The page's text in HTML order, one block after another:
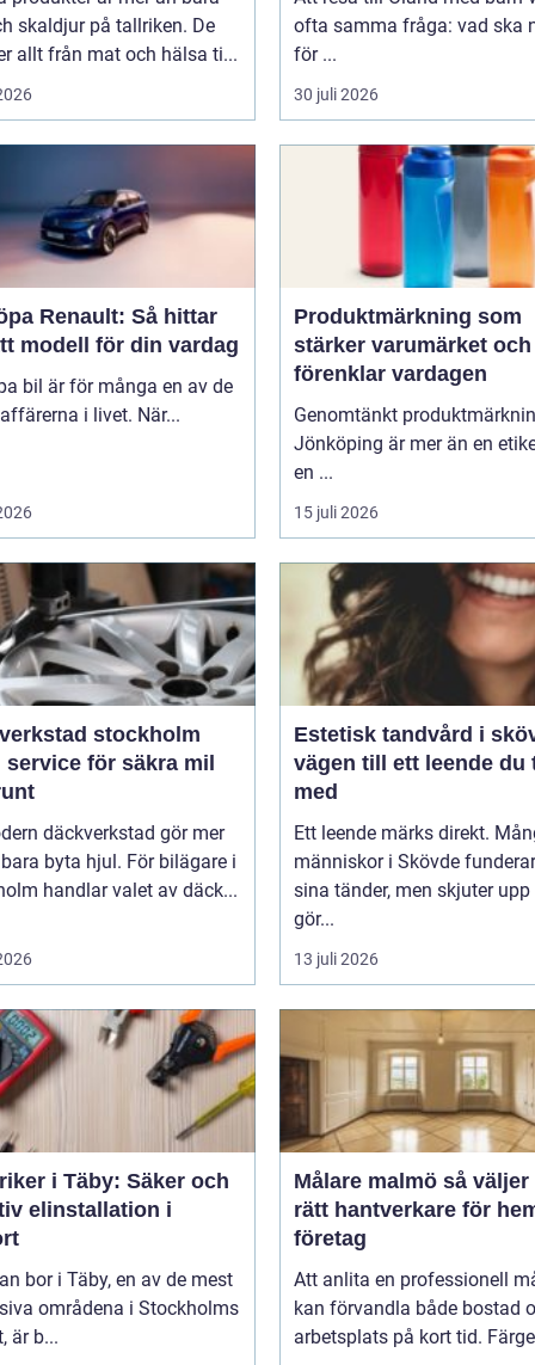
skaldjur på tallriken. De
allt från mat och hälsa ti...
ofta samma fråga: vad ska
för ...
30 juli 2026
Renault: Så hittar
modell för din vardag
bil är för många en av de
i livet. När...
Produktmärkning som
stärker varumärket och
förenklar vardagen
Genomtänkt
Jönköping är mer än en
en ...
15 juli 2026
stockholm
service för säkra mil
däckverkstad gör mer
byta hjul. För bilägare i
handlar valet av däck...
Estetisk tandvård i
vägen till ett leende du
med
Ett leende märks direkt.
människor i Skövde
sina tänder, men skjuter
gör...
13 juli 2026
i Täby: Säker och
elinstallation i
bor i Täby, en av de mest
områdena i Stockholms
är b...
Målare malmö så väljer du
rätt hantverkare för
företag
Att anlita en professionell
kan förvandla både bostad
arbetsplats på kort tid.